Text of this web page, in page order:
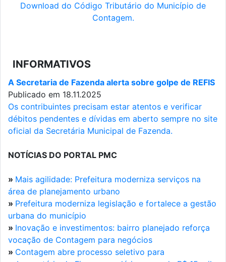
Download do Código Tributário do Município de
Contagem.
INFORMATIVOS
A Secretaria de Fazenda alerta sobre golpe de REFIS
Publicado em 18.11.2025
Os contribuintes precisam estar atentos e verificar
débitos pendentes e dívidas em aberto sempre no site
oficial da Secretária Municipal de Fazenda.
NOTÍCIAS DO PORTAL PMC
» Mais agilidade: Prefeitura moderniza serviços na
área de planejamento urbano
» Prefeitura moderniza legislação e fortalece a gestão
urbana do município
» Inovação e investimentos: bairro planejado reforça
vocação de Contagem para negócios
» Contagem abre processo seletivo para